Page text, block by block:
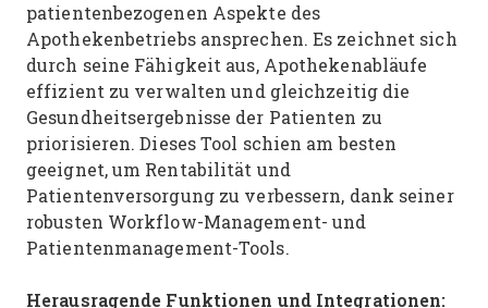
patientenbezogenen Aspekte des
Apothekenbetriebs ansprechen. Es zeichnet sich
durch seine Fähigkeit aus, Apothekenabläufe
effizient zu verwalten und gleichzeitig die
Gesundheitsergebnisse der Patienten zu
priorisieren. Dieses Tool schien am besten
geeignet, um Rentabilität und
Patientenversorgung zu verbessern, dank seiner
robusten Workflow-Management- und
Patientenmanagement-Tools.
Herausragende Funktionen und Integrationen: